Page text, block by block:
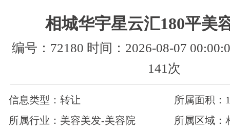
相城华宇星云汇180平美
编号：72180 时间：2026-08-07
141次
信息类型：转让
所属面积：
所属行业：美容美发-美容院
所属区域：